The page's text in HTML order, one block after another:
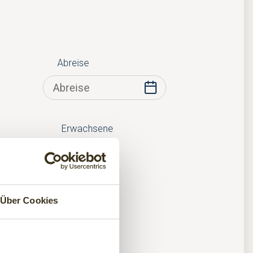
Über Cookies
Abreise
Erwachsene